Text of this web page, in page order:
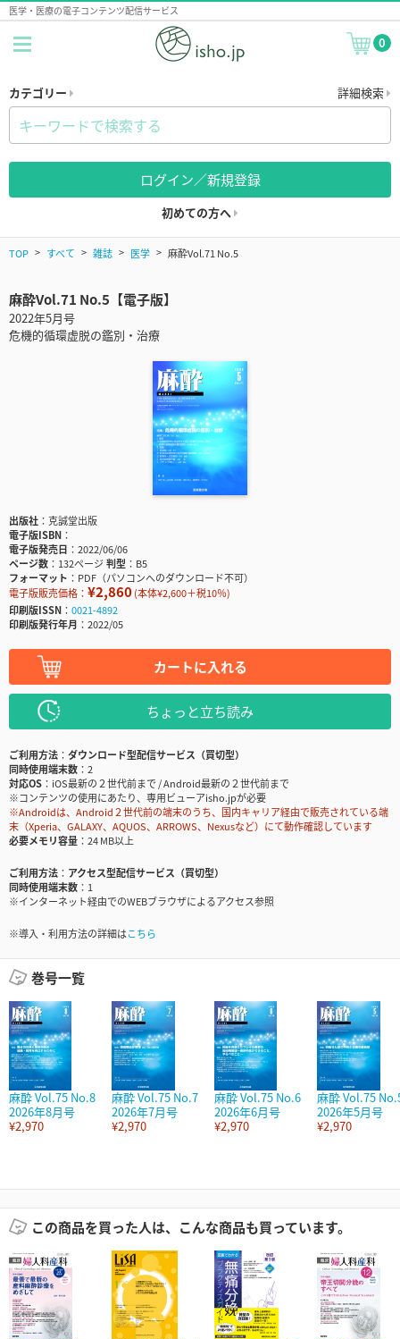
医学・医療の電子コンテンツ配信サービス
0
カテゴリー 詳細検索
ログイン／新規登録
初めての方へ
TOP すべて 雑誌 医学 麻酔Vol.71 No.5
麻酔Vol.71 No.5【電子版】
2022年5月号
危機的循環虚脱の鑑別・治療
出版社
克誠堂出版
電子版ISBN
電子版発売日
2022/06/06
ページ数
132ページ判型
B5
フォーマット
PDF（パソコンへのダウンロード不可）
電子版販売価格： ¥2,860(本体¥2,600＋税10％)
印刷版ISSN
0021-4892
印刷版発行年月
2022/05
カートに入れる
ちょっと立ち読み
ご利用方法
ダウンロード型配信サービス（買切型）
同時使用端末数
2
対応OS
iOS最新の２世代前まで / Android最新の２世代前まで
※コンテンツの使用にあたり、専用ビューアisho.jpが必要
※Androidは、Android２世代前の端末のうち、国内キャリア経由で販売されている端
末（Xperia、GALAXY、AQUOS、ARROWS、Nexusなど）にて動作確認しています
必要メモリ容量
24 MB以上
ご利用方法
アクセス型配信サービス（買切型）
同時使用端末数
1
※インターネット経由でのWEBブラウザによるアクセス参照
※導入・利用方法の詳細はこちら
巻号一覧
麻酔 Vol.75 No.8
2026年8月号
¥2,970
麻酔 Vol.75 No.7
2026年7月号
¥2,970
麻酔 Vol.75 No.6
2026年6月号
¥2,970
麻酔 Vol.75
2026年5月号
¥2,970
この商品を買った人は、こんな商品も買っています。